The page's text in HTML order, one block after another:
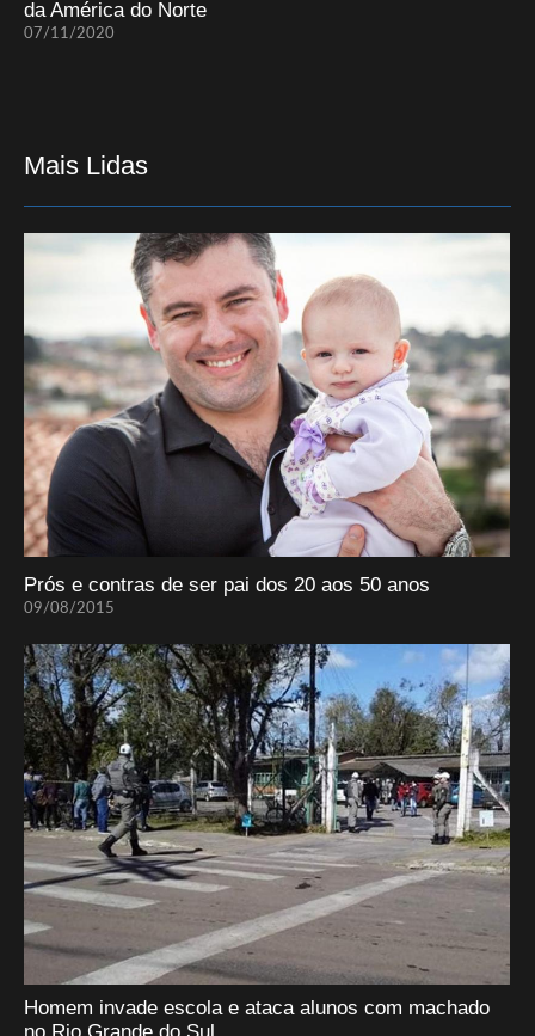
da América do Norte
07/11/2020
Mais Lidas
Prós e contras de ser pai dos 20 aos 50 anos
09/08/2015
Homem invade escola e ataca alunos com machado
no Rio Grande do Sul